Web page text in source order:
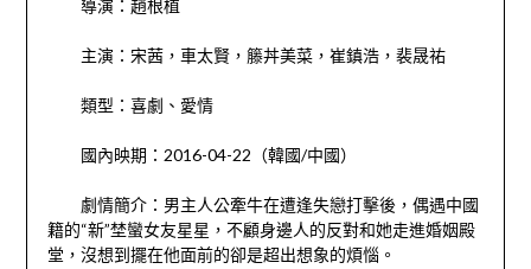
導演：趙根植
主演：宋茜，車太賢，籐丼美菜，崔鎮浩，裴晟祐
類型：喜劇、愛情
國內映期：2016-04-22（韓國/中國）
劇情簡介：男主人公牽牛在遭逢失戀打擊後，偶遇中國
籍的“新”埜蠻女友星星，不顧身邊人的反對和她走進婚姻殿
堂，沒想到擺在他面前的卻是超出想象的煩惱。